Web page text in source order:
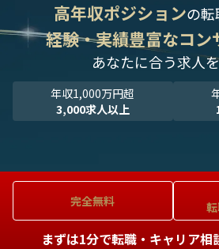
高年収ポジションの
経験・実績豊富なコン
あなたに合う求人
年収1,000万円超
3,000求人以上
完全無料
まずは1分で転職・キャリア相